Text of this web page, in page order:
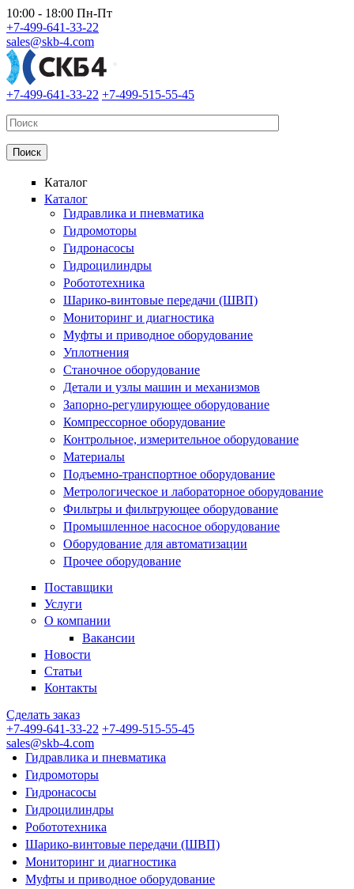
Перейти к основному содержанию
10:00 - 18:00 Пн-Пт
+7-499-641-33-22
sales@skb-4.com
+7-499-641-33-22 +7-499-515-55-45
Каталог
Каталог
Гидравлика и пневматика
Гидромоторы
Гидронасосы
Гидроцилиндры
Робототехника
Шарико-винтовые передачи (ШВП)
Мониторинг и диагностика
Муфты и приводное оборудование
Уплотнения
Станочное оборудование
Детали и узлы машин и механизмов
Запорно-регулирующее оборудование
Компрессорное оборудование
Контрольное, измерительное оборудование
Материалы
Подъемно-транспортное оборудование
Метрологическое и лабораторное оборудование
Фильтры и фильтрующее оборудование
Промышленное насосное оборудование
Оборудование для автоматизации
Прочее оборудование
Поставщики
Услуги
О компании
Вакансии
Новости
Статьи
Контакты
Сделать заказ
+7-499-641-33-22 +7-499-515-55-45
sales@skb-4.com
Гидравлика и пневматика
Гидромоторы
Гидронасосы
Гидроцилиндры
Робототехника
Шарико-винтовые передачи (ШВП)
Мониторинг и диагностика
Муфты и приводное оборудование